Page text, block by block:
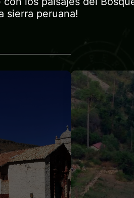
sierra peruana!